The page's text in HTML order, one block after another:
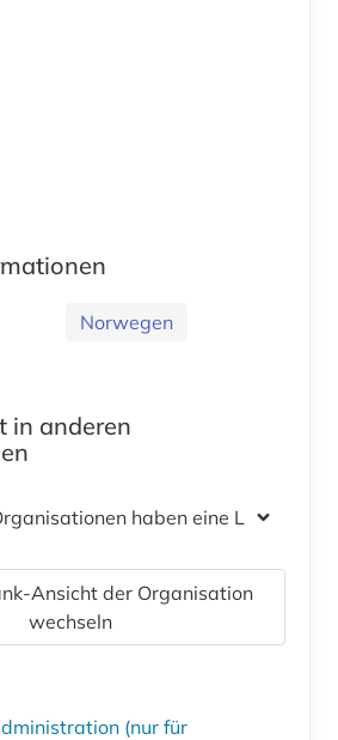
Norwegen
in anderen
haben eine Lizenz
Ansicht der Organisation
wechseln
(nur für